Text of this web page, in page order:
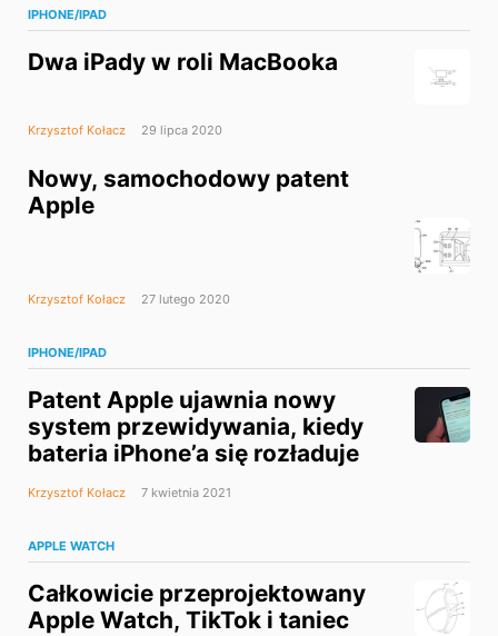
IPHONE/IPAD
Dwa iPady w roli MacBooka
Krzysztof Kołacz 29 lipca 2020
Nowy, samochodowy patent
Apple
Krzysztof Kołacz 27 lutego 2020
IPHONE/IPAD
Patent Apple ujawnia nowy
system przewidywania, kiedy
bateria iPhone’a się rozładuje
Krzysztof Kołacz 7 kwietnia 2021
APPLE WATCH
Całkowicie przeprojektowany
Apple Watch, TikTok i taniec